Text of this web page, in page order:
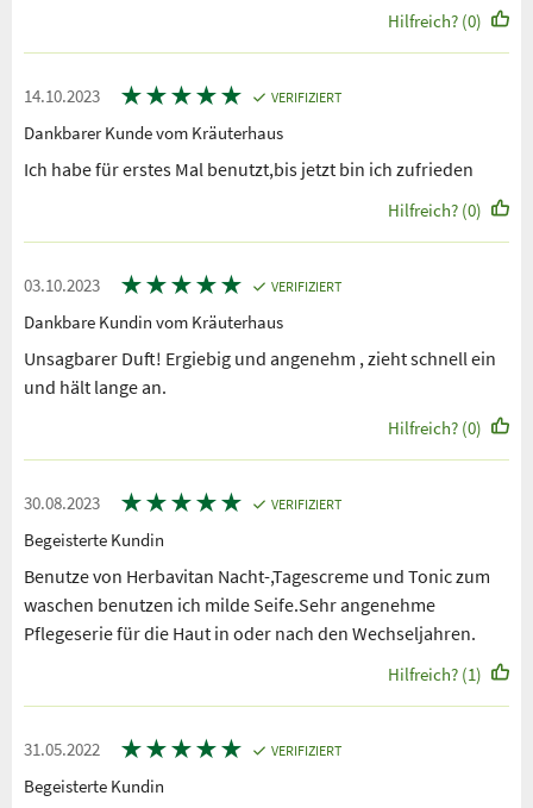
Hilfreich? (0)
14.10.2023 ★★★★★ VERIFIZIERT
Dankbarer Kunde vom Kräuterhaus
Ich habe für erstes Mal benutzt,bis jetzt bin ich zufrieden
Hilfreich? (0)
03.10.2023 ★★★★★ VERIFIZIERT
Dankbare Kundin vom Kräuterhaus
Unsagbarer Duft! Ergiebig und angenehm , zieht schnell ein
und hält lange an.
Hilfreich? (0)
30.08.2023 ★★★★★ VERIFIZIERT
Begeisterte Kundin
Benutze von Herbavitan Nacht-,Tagescreme und Tonic zum
waschen benutzen ich milde Seife.Sehr angenehme
Pflegeserie für die Haut in oder nach den Wechseljahren.
Hilfreich? (1)
31.05.2022 ★★★★★ VERIFIZIERT
Begeisterte Kundin